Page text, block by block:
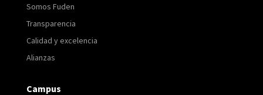
Somos Fuden
Transparencia
Calidad y excelencia
Alianzas
Campus